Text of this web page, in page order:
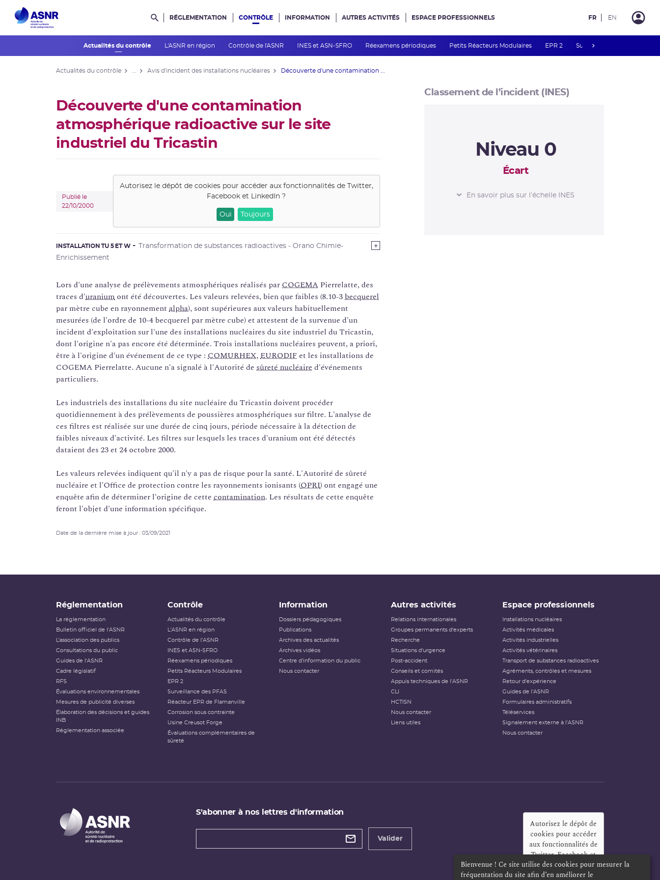
Rechercher dans le site
RÉGLEMENTATION CONTRÔLE
Actualités du contrôle L'ASNR en région Contrôle de l'ASNR INES et ASN-SFRO Réexamens périodiques Petits Réacteurs Modulaires EPR 2 Surveillance des PFAS
INFORMATION AUTRES ACTIVITÉS ESPACE PROFESSIONNELS FR EN
Actualités du contrôle Avis d'incident des installations nucléaires Découverte d'une contamination ...
Découverte d'une contamination
atmosphérique radioactive sur le site
industriel du Tricastin
Publié le
22/10/2000
Autorisez le dépôt de cookies pour accéder aux fonctionnalités de
Twitter,
Facebook et LinkedIn ?
Oui Toujours
INSTALLATION TU 5 ET W
Transformation de substances radioactives - Orano Chimie-
Enrichissement
Lors d'une analyse de prélèvements atmosphériques réalisés parCOGEMA Pierrelatte, des
traces d'uraniumont été découvertes. Les valeurs relevées, bien que faibles (8.10-3becquerel
par mètre cube en rayonnement alpha), sont supérieures aux valeurs habituellement
mesurées (de l'ordre de 10-4 becquerel par mètre cube) et attestent de la survenue d'un
incident d'exploitation sur l'une des installations nucléaires du site industriel du Tricastin,
dont l'origine n'a pas encore été déterminée. Trois installations nucléaires peuvent, a priori,
être à l'origine d'un événement de ce type : COMURHEX, EURODIF et les installations de
COGEMA Pierrelatte. Aucune n'a signalé à l'Autorité de sûreté nucléaire d'événements
particuliers.
Les industriels des installations du site nucléaire du Tricastin doivent procéder
quotidiennement à des prélèvements de poussières atmosphériques sur filtre. L'analyse de
ces filtres est réalisée sur une durée de cinq jours, période nécessaire à la détection de
faibles niveaux d'activité. Les filtres sur lesquels les traces d'uranium ont été détectés
dataient des 23 et 24 octobre 2000.
Les valeurs relevées indiquent qu'il n'y a pas de risque pour la santé. L'Autorité de sûreté
nucléaire et l'Office de protection contre les rayonnements ionisants (OPRI) ont engagé une
enquête afin de déterminer l'origine de cette contamination. Les résultats de cette enquête
feront l'objet d'une information spécifique.
Date de la dernière mise à jour : 03/09/2021
Classement de l’incident (INES)
Niveau 0
Écart
L’ÉCHELLEINES
En savoir plus sur l’échelle INES
Réglementation
La réglementation
Bulletin officiel de l'ASNR
L’association des publics
Consultations du public
Guides de l'ASNR
Cadre législatif
RFS
Évaluations environnementales
Mesures de publicité diverses
Élaboration des décisions et guides
INB
Réglementation associée
Contrôle
Actualités du contrôle
L'ASNR en région
Contrôle de l'ASNR
INES et ASN-SFRO
Réexamens périodiques
Petits Réacteurs Modulaires
EPR 2
Surveillance des PFAS
Réacteur EPR de Flamanville
Corrosion sous contrainte
Usine Creusot Forge
Évaluations complémentaires de
sûreté
Information
Dossiers pédagogiques
Publications
Archives des actualités
Archives vidéos
Centre d'information du public
Nous contacter
Autres activités
Relations internationales
Groupes permanents d'experts
Recherche
Situations d'urgence
Post-accident
Conseils et comités
Appuis techniques de l'ASNR
CLI
HCTISN
Nous contacter
Liens utiles
Espace professionnels
Installations nucléaires
Activités médicales
Activités industrielles
Activités vétérinaires
Transport de substances radioactives
Agréments, contrôles et mesures
Retour d'expérience
Guides de l'ASNR
Formulaires administratifs
Téléservices
Signalement externe à l'ASNR
Nous contacter
S'abonner à nos lettres d'information
Types de
Valider
Autorisez le dépôt de
cookies pour accéder
aux fonctionnalités de
Twitter, Facebook et
LinkedIn?
Bienvenue ! Ce site utilise des cookies pour mesurer la
fréquentation du site afin d’en améliorer le